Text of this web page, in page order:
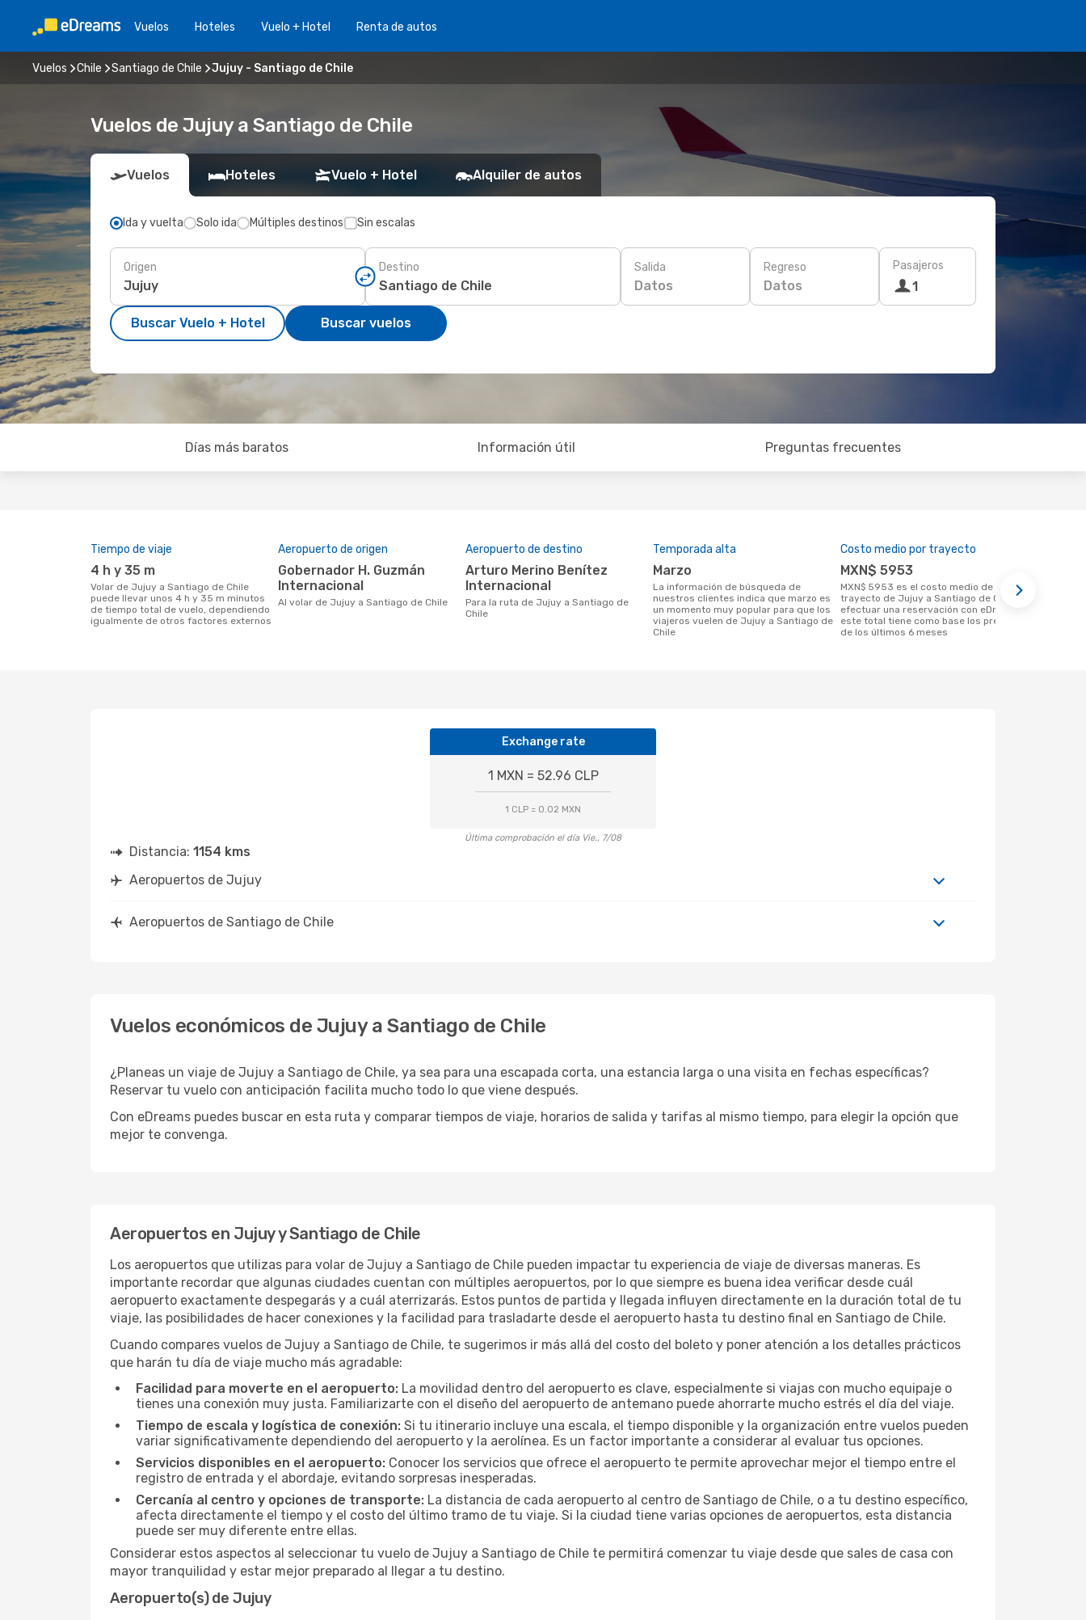
Vuelos Hoteles Vuelo + Hotel Renta de autos
Vuelos Chile Santiago de Chile Jujuy - Santiago de Chile
Vuelos de Jujuy a Santiago de Chile
Vuelos Hoteles Vuelo + Hotel Alquiler de autos
Ida y vuelta Solo ida Múltiples destinos Sin escalas
Origen Destino Salida
Datos
Regreso
Datos
Pasajeros
1
Buscar Vuelo + Hotel Buscar vuelos
Días más baratos Información útil Preguntas frecuentes
Tiempo de viaje
4 h y 35 m
Volar de Jujuy a Santiago de Chile
puede llevar unos 4 h y 35 m minutos
de tiempo total de vuelo, dependiendo
igualmente de otros factores externos
Aeropuerto de origen
Gobernador H. Guzmán
Internacional
Al volar de Jujuy a Santiago de Chile
Aeropuerto de destino
Arturo Merino Benítez
Internacional
Para la ruta de Jujuy a Santiago de
Chile
Temporada alta
marzo
La información de búsqueda de
nuestros clientes indica que marzo es
un momento muy popular para que los
viajeros vuelen de Jujuy a Santiago de
Chile
Costo medio por trayecto
MXN$ 5953
MXN$ 5953 es el costo medio de un
trayecto de Jujuy a Santiago de Chile al
efectuar una reservación con eDreams,
este total tiene como base los precios
de los últimos 6 meses
Exchange rate
1 MXN = 52.96 CLP
1 CLP = 0.02 MXN
Última comprobación el día Vie., 7/08
Distancia: 1154 kms
Aeropuertos de Jujuy
Aeropuertos de Santiago de Chile
Vuelos económicos de Jujuy a Santiago de Chile
¿Planeas un viaje de Jujuy a Santiago de Chile, ya sea para una escapada corta, una estancia larga o una visita en fechas específicas?
Reservar tu vuelo con anticipación facilita mucho todo lo que viene después.
Con eDreams puedes buscar en esta ruta y comparar tiempos de viaje, horarios de salida y tarifas al mismo tiempo, para elegir la opción que
mejor te convenga.
Aeropuertos en Jujuy y Santiago de Chile
Los aeropuertos que utilizas para volar de Jujuy a Santiago de Chile pueden impactar tu experiencia de viaje de diversas maneras. Es
importante recordar que algunas ciudades cuentan con múltiples aeropuertos, por lo que siempre es buena idea verificar desde cuál
aeropuerto exactamente despegarás y a cuál aterrizarás. Estos puntos de partida y llegada influyen directamente en la duración total de tu
viaje, las posibilidades de hacer conexiones y la facilidad para trasladarte desde el aeropuerto hasta tu destino final en Santiago de Chile.
Cuando compares vuelos de Jujuy a Santiago de Chile, te sugerimos ir más allá del costo del boleto y poner atención a los detalles prácticos
que harán tu día de viaje mucho más agradable:
Facilidad para moverte en el aeropuerto: La movilidad dentro del aeropuerto es clave, especialmente si viajas con mucho equipaje o
tienes una conexión muy justa. Familiarizarte con el diseño del aeropuerto de antemano puede ahorrarte mucho estrés el día del viaje.
Tiempo de escala y logística de conexión: Si tu itinerario incluye una escala, el tiempo disponible y la organización entre vuelos pueden
variar significativamente dependiendo del aeropuerto y la aerolínea. Es un factor importante a considerar al evaluar tus opciones.
Servicios disponibles en el aeropuerto: Conocer los servicios que ofrece el aeropuerto te permite aprovechar mejor el tiempo entre el
registro de entrada y el abordaje, evitando sorpresas inesperadas.
Cercanía al centro y opciones de transporte: La distancia de cada aeropuerto al centro de Santiago de Chile, o a tu destino específico,
afecta directamente el tiempo y el costo del último tramo de tu viaje. Si la ciudad tiene varias opciones de aeropuertos, esta distancia
puede ser muy diferente entre ellas.
Considerar estos aspectos al seleccionar tu vuelo de Jujuy a Santiago de Chile te permitirá comenzar tu viaje desde que sales de casa con
mayor tranquilidad y estar mejor preparado al llegar a tu destino.
Aeropuerto(s) de Jujuy